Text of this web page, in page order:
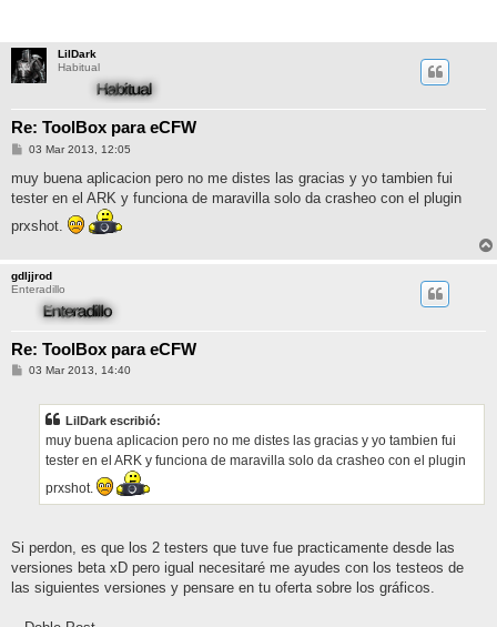
LilDark
Habitual
Re: ToolBox para eCFW
M
n
a
e
03 Mar 2013, 12:05
muy buena aplicacion pero no me distes las gracias y yo tambien fui
tester en el ARK y funciona de maravilla solo da crasheo con el plugin
prxshot.
gdljjrod
Enteradillo
Re: ToolBox para eCFW
M03 Mar 2013, 14:40
LilDark escribió:
muy buena aplicacion pero no me distes las gracias y yo tambien fui
tester en el ARK y funciona de maravilla solo da crasheo con el plugin
prxshot.
Si perdon, es que los 2 testers que tuve fue practicamente desde las
versiones beta xD pero igual necesitaré me ayudes con los testeos de
las siguientes versiones y pensare en tu oferta sobre los gráficos.